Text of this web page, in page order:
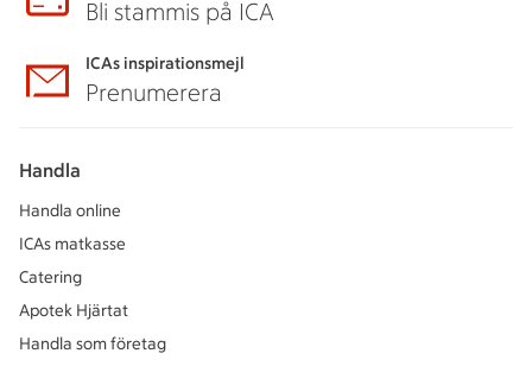
Bli stammis på ICA
ICAs inspirationsmejl
Prenumerera
Handla
Handla online
ICAs matkasse
Catering
Apotek Hjärtat
Handla som företag